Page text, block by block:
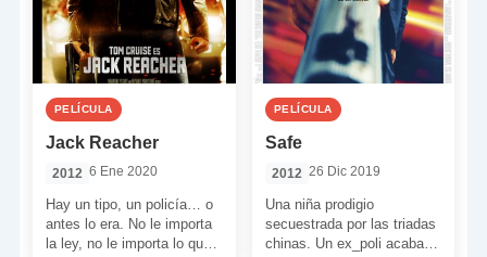
PELÍCULA
Jack Reacher
2012 6 Ene 2020
Hay un tipo, un policía… o
antes lo era. No le importa
la ley, no le importa lo que
PELÍCULA
Safe
2012 26 Dic 2019
Una niña prodigio
secuestrada por las triadas
chinas. Un ex_poli acabado